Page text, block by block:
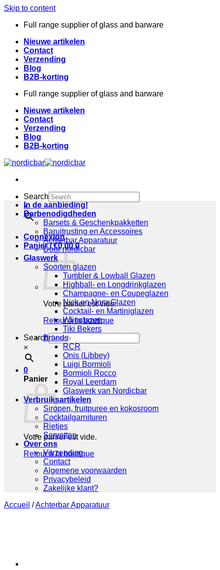
Skip to content
Full range supplier of glass and barware
Nieuwe artikelen
Contact
Verzending
Blog
B2B-korting
Full range supplier of glass and barware
Nieuwe artikelen
Contact
Verzending
Blog
B2B-korting
Search
×
Connexion
Panier /€0,00 0
Votre panier est vide.
Retour à la boutique
Search
×
0
Panier
Votre panier est vide.
Retour à la boutique
In de aanbieding!
Barbenodigdheden
Barsets & Geschenkpakketten
Baruitrusting en Accessoires
Achterbar Apparatuur
Door nordicbar
Glaswerk
Soorten glazen
Tumbler & Lowball Glazen
Highball- en Longdrinkglazen
Champagne- en Coupeglazen
Nick en Nora Glazen
Cocktail- en Martiniglazen
Wijnglazen
Tiki Bekers
Brands
RCR
Onis (Libbey)
Luigi Bormioli
Bormioli Rocco
Royal Leerdam
Glaswerk van Nordicbar
Verbruiksartikelen
Siropen, fruitpuree en kokosroom
Cocktailgarnituren
Rietjes
Servetten
Over ons
Verzending
Contact
Algemene voorwaarden
Privacybeleid
Zakelijke klant?
Accueil /Achterbar Apparatuur